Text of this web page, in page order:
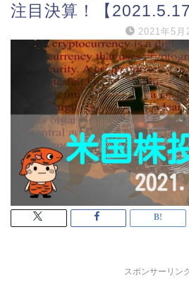
注目決算！【
2021年5月
スポンサーリン